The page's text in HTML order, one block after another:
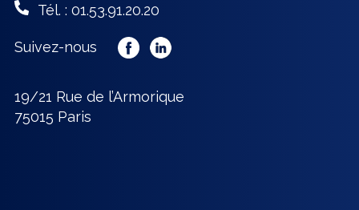
Tél. : 01.53.91.20.20
Suivez-nous
19/21 Rue de l’Armorique
75015 Paris